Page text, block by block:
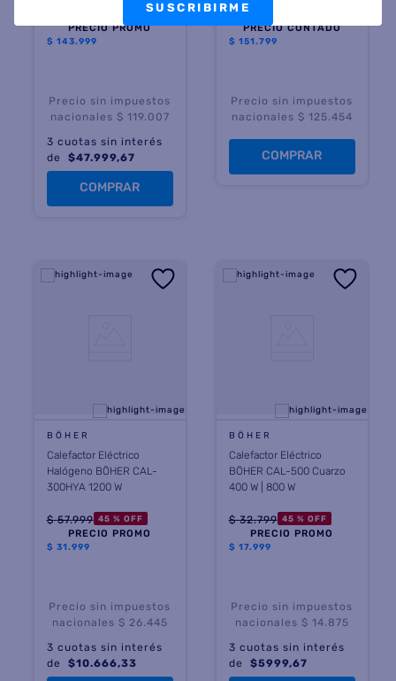
OFF
PRECIO PROMO
$ 143.999
Precio sin impuestos
nacionales $ 119.007
3 cuotas sin interés
de $47.999,67
COMPRAR
$ 274
PRECIO CONTADO
$ 151.799
Precio sin impuestos
nacionales $ 125.454
COMPRAR
BÖHER
Calefactor Eléctrico
Halógeno BÖHER CAL-
300HYA 1200 W
$ 57.999 45 % OFF
PRECIO PROMO
$ 31.999
Precio sin impuestos
nacionales $ 26.445
3 cuotas sin interés
de $10.666,33
BÖHER
Calefactor Eléctrico
BÖHER CAL-500 Cuarzo
400 W | 800 W
$ 32.799 45 % OFF
PRECIO PROMO
$ 17.999
Precio sin impuestos
nacionales $ 14.875
3 cuotas sin interés
de $5999,67
SUSCRIBIRME